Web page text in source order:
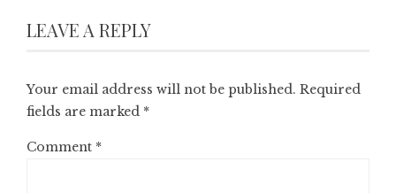
LEAVE A REPLY
Your email address will not be published. Required
fields are marked *
Comment *